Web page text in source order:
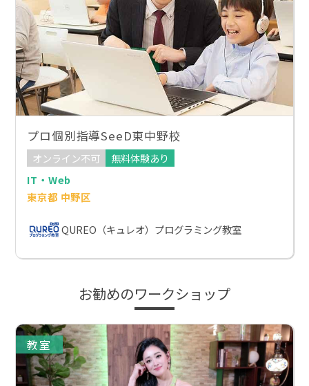
プロ個別指導SeeD東中野校
オンライン不可
無料体験あり
IT・Web
東京都 中野区
QUREO（キュレオ）プログラミング教室
お勧めのワークショップ
教室